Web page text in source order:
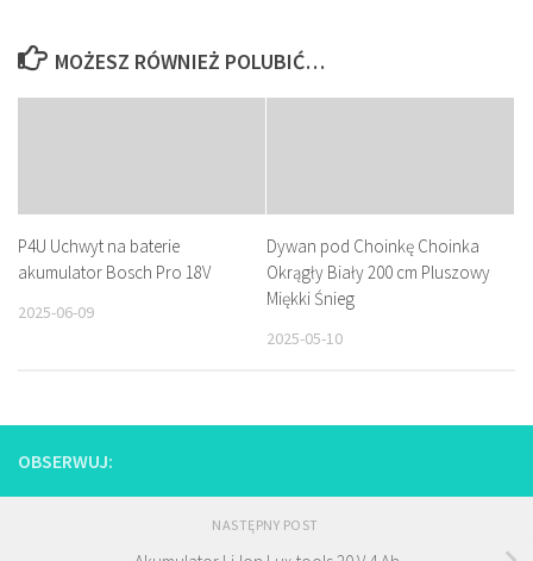
MOŻESZ RÓWNIEŻ POLUBIĆ…
P4U Uchwyt na baterie
akumulator Bosch Pro 18V
2025-06-09
Dywan pod Choinkę Choinka
Okrągły Biały 200 cm Pluszowy
Miękki Śnieg
2025-05-10
OBSERWUJ:
NASTĘPNY POST